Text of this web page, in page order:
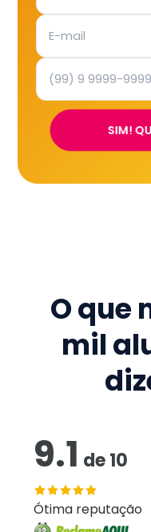
SIM!
O que
mil
9.1 de10
Ótima reputação